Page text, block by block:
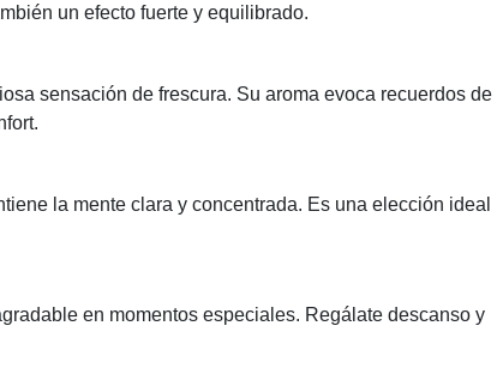
un efecto fuerte y equilibrado.
sensación de frescura. Su aroma evoca recuerdos de
la mente clara y concentrada. Es una elección ideal
en momentos especiales. Regálate descanso y